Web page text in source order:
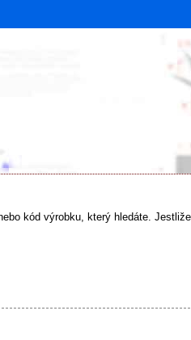
kód výrobku, který hledáte.